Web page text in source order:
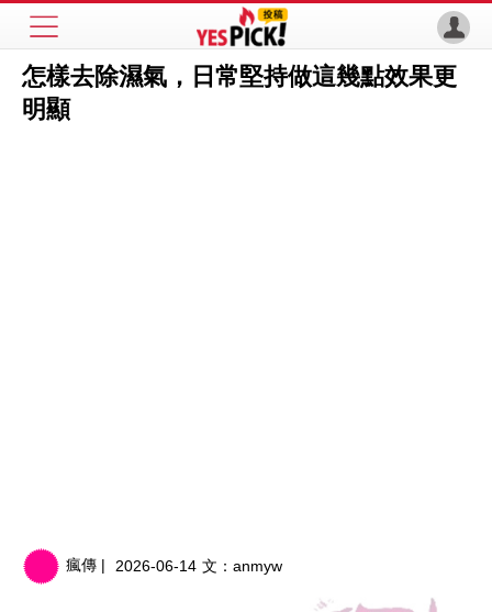
怎樣去除濕氣，日常堅持做這幾點效果更
明顯
瘋傳 | 2026-06-14 文： anmyw